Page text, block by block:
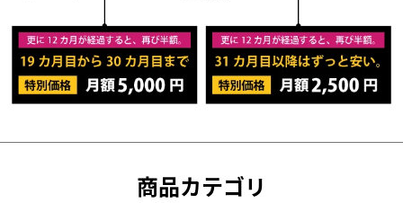
商品カテゴリ